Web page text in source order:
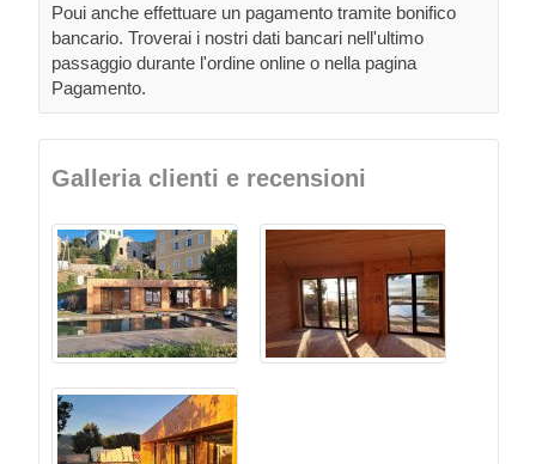
Poui anche effettuare un pagamento tramite bonifico
bancario. Troverai i nostri dati bancari nell'ultimo
passaggio durante l'ordine online o nella pagina
Pagamento.
Galleria clienti e recensioni